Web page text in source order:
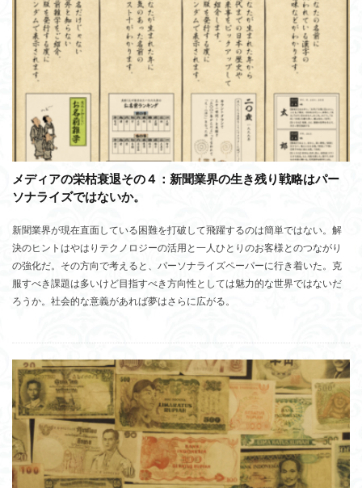
メディアの栄枯衰退その４：新聞業界の生き残り戦略はパー
ソナライズではないか。
新聞業界が現在直面している困難を打破して飛躍するのは簡単ではない。解
決のヒントはやはりテクノロジーの活用と一人ひとりのお客様とのつながり
の強化だ。その方向で考えると、パーソナライズペーパーに行き着いた。克
服すべき課題は多いけど目指すべき方向性としては魅力的な世界ではないだ
ろうか。社会的な意義があれば夢はさらに広がる。